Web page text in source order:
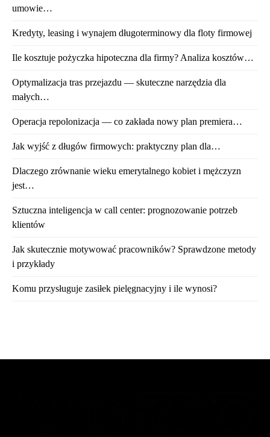
umowie…
Kredyty, leasing i wynajem długoterminowy dla floty firmowej
Ile kosztuje pożyczka hipoteczna dla firmy? Analiza kosztów…
Optymalizacja tras przejazdu — skuteczne narzędzia dla
małych…
Operacja repolonizacja — co zakłada nowy plan premiera…
Jak wyjść z długów firmowych: praktyczny plan dla…
Dlaczego zrównanie wieku emerytalnego kobiet i mężczyzn
jest…
Sztuczna inteligencja w call center: prognozowanie potrzeb
klientów
Jak skutecznie motywować pracowników? Sprawdzone metody
i przykłady
Komu przysługuje zasiłek pielęgnacyjny i ile wynosi?